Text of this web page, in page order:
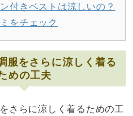
付きベストは涼しいの？
をチェック
服をさらに涼しく着る
めの工夫
さらに涼しく着るための工